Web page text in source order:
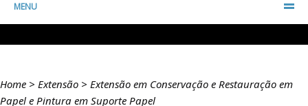
MENU
Home > Extensão > Extensão em Conservação e Restauração em
Papel e Pintura em Suporte Papel